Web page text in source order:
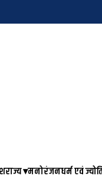
राज्य▾मनोरंजनधर्म एवं